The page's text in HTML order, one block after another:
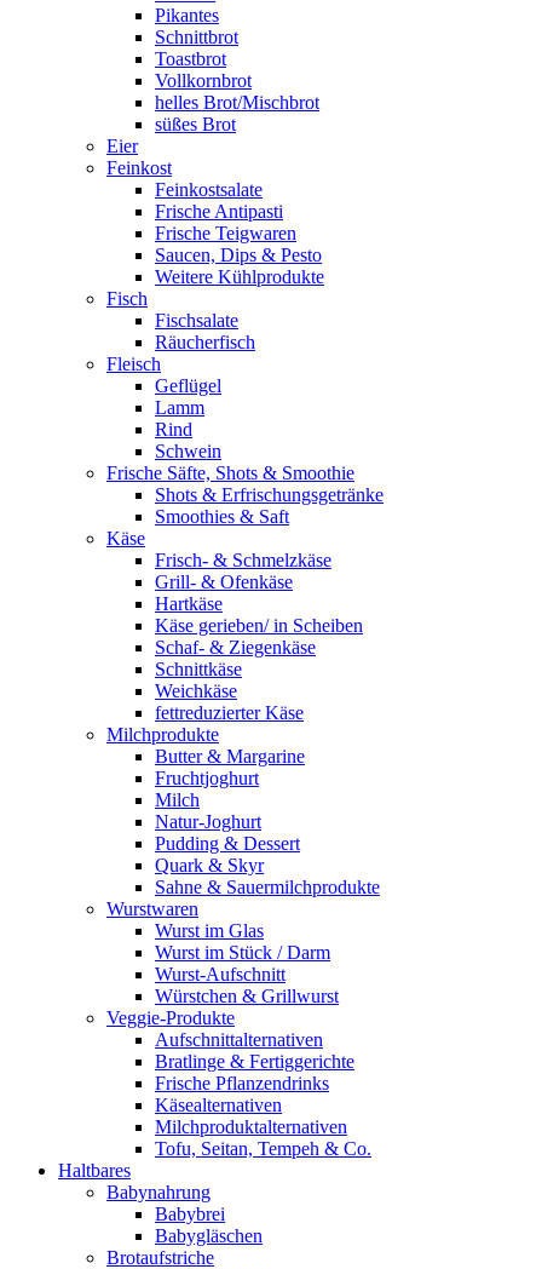
Pikantes
Schnittbrot
Toastbrot
Vollkornbrot
helles Brot/Mischbrot
süßes Brot
Eier
Feinkost
Feinkostsalate
Frische Antipasti
Frische Teigwaren
Saucen, Dips & Pesto
Weitere Kühlprodukte
Fisch
Fischsalate
Räucherfisch
Fleisch
Geflügel
Lamm
Rind
Schwein
Frische Säfte, Shots & Smoothie
Shots & Erfrischungsgetränke
Smoothies & Saft
Käse
Frisch- & Schmelzkäse
Grill- & Ofenkäse
Hartkäse
Käse gerieben/ in Scheiben
Schaf- & Ziegenkäse
Schnittkäse
Weichkäse
fettreduzierter Käse
Milchprodukte
Butter & Margarine
Fruchtjoghurt
Milch
Natur-Joghurt
Pudding & Dessert
Quark & Skyr
Sahne & Sauermilchprodukte
Wurstwaren
Wurst im Glas
Wurst im Stück / Darm
Wurst-Aufschnitt
Würstchen & Grillwurst
Veggie-Produkte
Aufschnittalternativen
Bratlinge & Fertiggerichte
Frische Pflanzendrinks
Käsealternativen
Milchproduktalternativen
Tofu, Seitan, Tempeh & Co.
Haltbares
Babynahrung
Babybrei
Babygläschen
Brotaufstriche